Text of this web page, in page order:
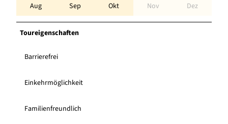
Aug Sep Okt Nov Dez
Toureigenschaften
Barrierefrei
Einkehrmöglichkeit
Familienfreundlich